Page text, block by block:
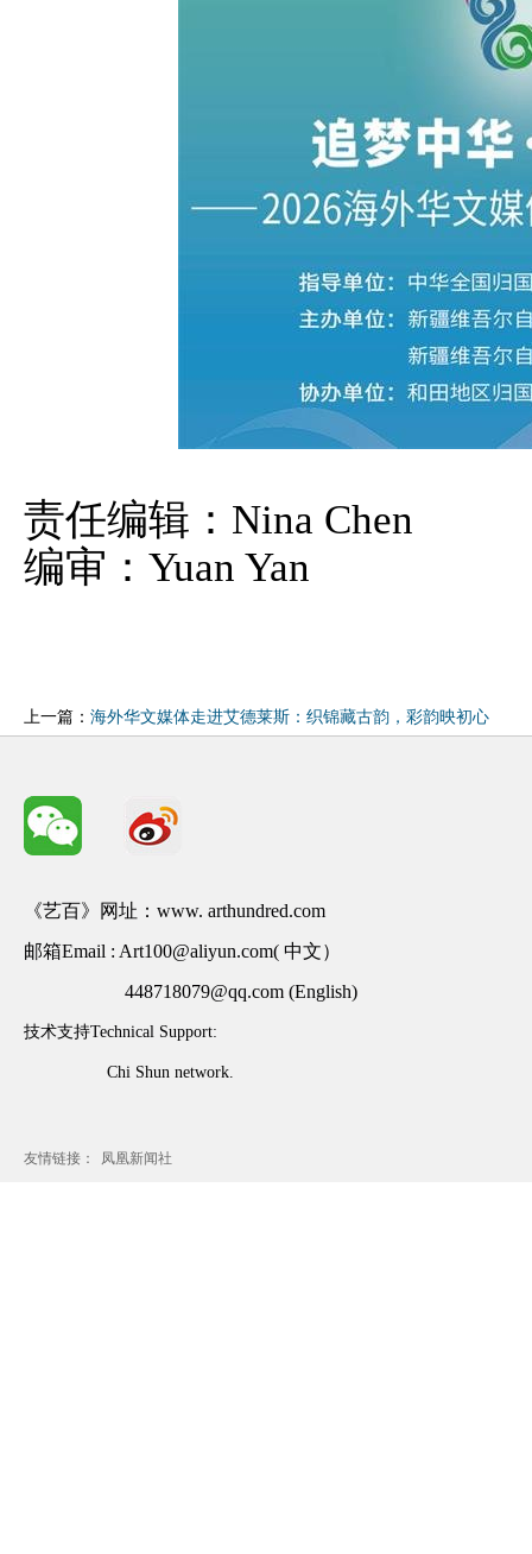
责任编辑：Nina Chen
编审：Yuan Yan
上一篇： 海外华文媒体走进艾德莱斯：织锦藏古韵，彩韵映初心
《艺百》网址：www. arthundred.com
邮箱Email : Art100@aliyun.com( 中文）
448718079@qq.com (English)
技术支持Technical Support:
Chi Shun network.
友情链接： 凤凰新闻社